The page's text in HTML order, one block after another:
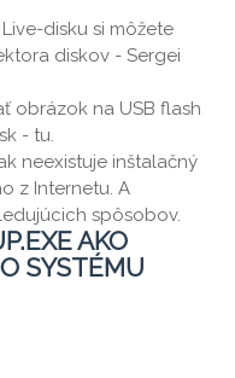
disku si môžete
diskov - Sergei
obrázok na USB flash
- tu.
neexistuje inštalačný
z Internetu. A
spôsobov.
AKO
SYSTÉMU